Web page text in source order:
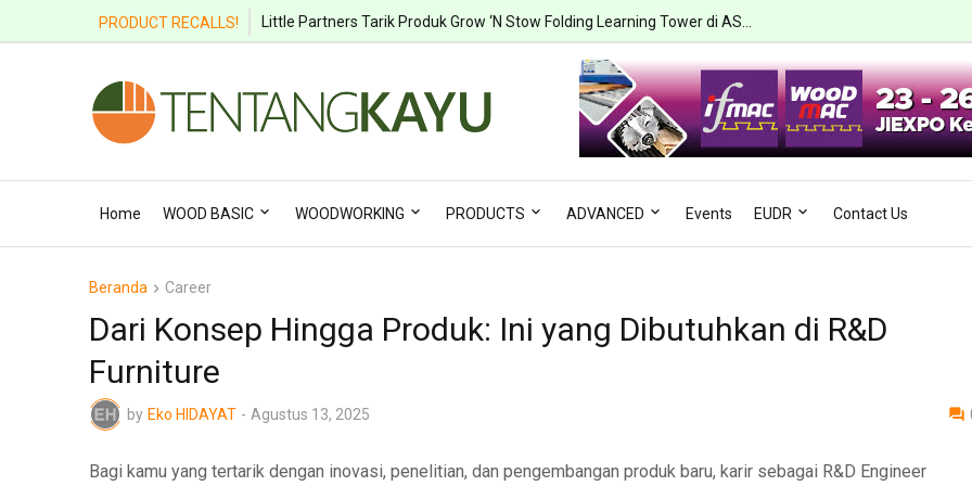
PRODUCT RECALLS! Little Partners Tarik Produk Grow ‘N Stow Folding Learning Tower di AS...
Recall Produk Kayu Q3 2025: Pahami Risikonya...
Home WOOD BASIC WOODWORKING PRODUCTS ADVANCED Events EUDR Contact Us
Beranda Career
Dari Konsep Hingga Produk: Ini yang Dibutuhkan di R&D
Furniture
by Eko HIDAYAT - Agustus 13, 2025
Bagi kamu yang tertarik dengan inovasi, penelitian, dan pengembangan produk baru, karir sebagai R&D Engineer